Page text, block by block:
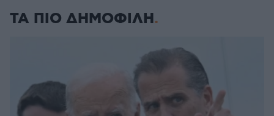
ΤΑ ΠΙΟ ΔΗΜΟΦΙΛΗ